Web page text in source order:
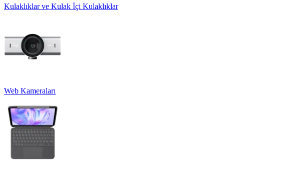
Kulaklıklar ve Kulak İçi Kulaklıklar
Web Kameraları